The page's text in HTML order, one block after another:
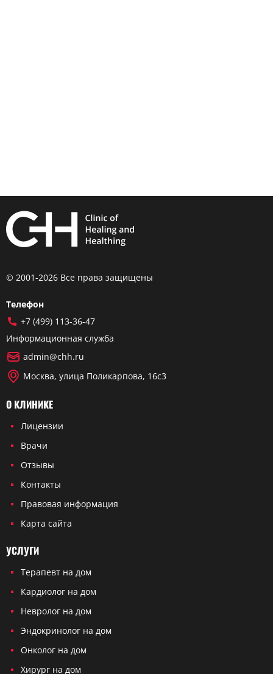
© 2001-2026 Все права защищены
Телефон
+7 (499) 113-36-47
Информационная служба
admin@chh.ru
Москва, улица Поликарпова, 16с3
О КЛИНИКЕ
Лицензии
Врачи
Отзывы
Контакты
Правовая информация
Карта сайта
УСЛУГИ
Терапевт на дом
Кардиолог на дом
Невролог на дом
Эндокринолог на дом
Онколог на дом
Хирург на дом